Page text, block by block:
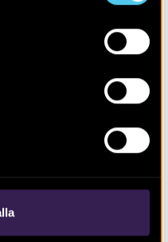
från norr, syd,